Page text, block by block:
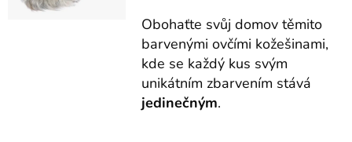
Obohaťte svůj domov těmito
barvenými ovčími kožešinami,
kde se každý kus svým
unikátním zbarvením stává
jedinečným.